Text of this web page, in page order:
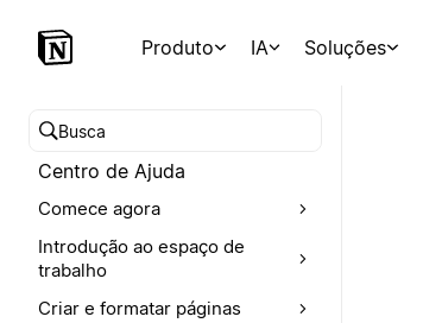
Produto IA Soluções
Buscar no Centro de Ajuda
Centro de Ajuda
Comece agora
Introdução ao espaço de
trabalho
Criar e formatar páginas